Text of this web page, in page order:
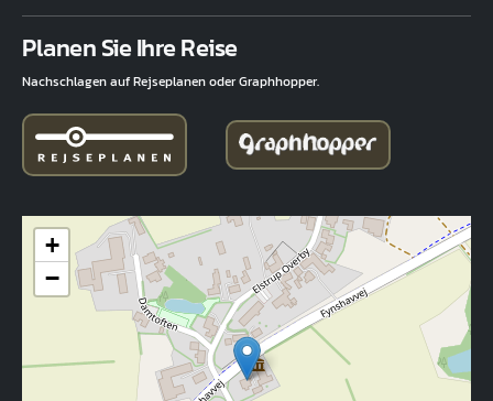
Planen Sie Ihre Reise
Nachschlagen auf Rejseplanen oder Graphhopper.
+
−